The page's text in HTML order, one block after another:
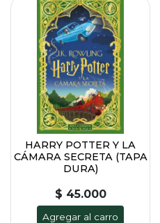
HARRY POTTER Y LA
CÁMARA SECRETA (TAPA
DURA)
$ 45.000
Agregar al carro